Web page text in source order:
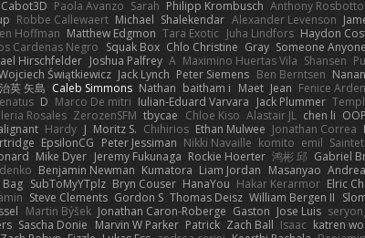
Cabot3D Paola Avanzo Sarah Philipp Krombusch Anthony
Robbe Callewaert Michael Shalekendar Alexander Levenson
Hoffman Matthew Edgmon Tara Exotic Juha Lindfors Haydon
Cardenas Negro Squak Box Chlo Christine Gray Someone Anyone
Hirschfelder Joshua Palfrey A Maximino Huertas Vila Shansen
Świątkiewicz Jack Lynch Peter Siemens Ben Berntsen
治英 矢島 Caleb Simmons Nathan baitham i Maet Jean Fenice
D Marco De mitri Iulian-Eduard Varvara Jack Plummer
Rosales ZerozenSFM tbycae Chloe Kiso Alastair JL chen li
Hardy J Moritz S. Chihirios Ethan Mulwee Jonathan Correa
EpsilonCG Peter Jessiman Nikki Navaille komito emil
Mike Dyer Jeremy Fukunaga Rockie Hoerter 鸿彬 邱 Gabriel
Benjamin Newman Kumatora Liam Jordan Masanyao
Bag SubToMyYTplz Bryn Couser HanaYou Hakar Kerarmor Elric
Steve Clements Gordon S Thomas Deisz William Bergen II
Martin Býšek Jonathan Caron-Roberge Gaston Jose Luis
Sascha Donie Marvin W Parker Patrick Zach Ball Isaac katren